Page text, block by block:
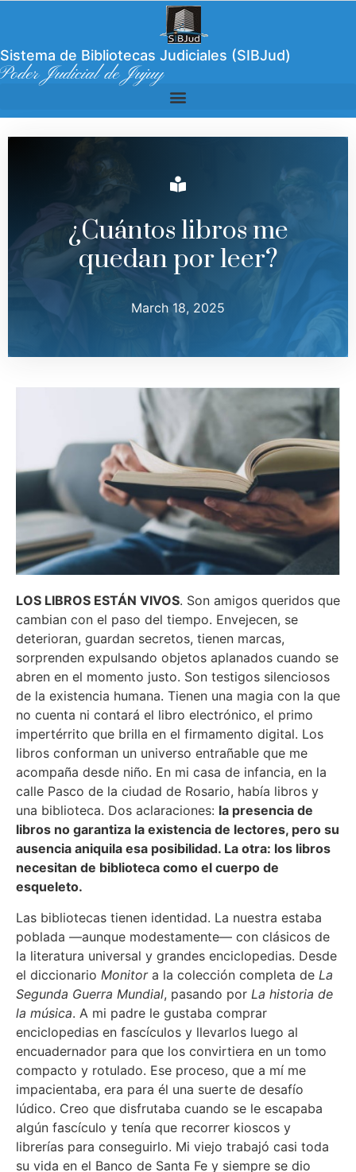
Sistema de Bibliotecas Judiciales (SIBJud)
Poder Judicial de Jujuy
¿Cuántos libros me
quedan por leer?
March 18, 2025
LOS LIBROS ESTÁN VIVOS. Son amigos queridos que
cambian con el paso del tiempo. Envejecen, se
deterioran, guardan secretos, tienen marcas,
sorprenden expulsando objetos aplanados cuando se
abren en el momento justo. Son testigos silenciosos
de la existencia humana. Tienen una magia con la que
no cuenta ni contará el libro electrónico, el primo
impertérrito que brilla en el firmamento digital. Los
libros conforman un universo entrañable que me
acompaña desde niño. En mi casa de infancia, en la
calle Pasco de la ciudad de Rosario, había libros y
una biblioteca. Dos aclaraciones: la presencia de
libros no garantiza la existencia de lectores, pero su
ausencia aniquila esa posibilidad. La otra: los libros
necesitan de biblioteca como el cuerpo de
esqueleto.
Las bibliotecas tienen identidad. La nuestra estaba
poblada —aunque modestamente— con clásicos de
la literatura universal y grandes enciclopedias. Desde
el diccionario Monitora la colección completa de La
Segunda Guerra Mundial, pasando por La historia de
la música. A mi padre le gustaba comprar
enciclopedias en fascículos y llevarlos luego al
encuadernador para que los convirtiera en un tomo
compacto y rotulado. Ese proceso, que a mí me
impacientaba, era para él una suerte de desafío
lúdico. Creo que disfrutaba cuando se le escapaba
algún fascículo y tenía que recorrer kioscos y
librerías para conseguirlo. Mi viejo trabajó casi toda
su vida en el Banco de Santa Fe y siempre se dio